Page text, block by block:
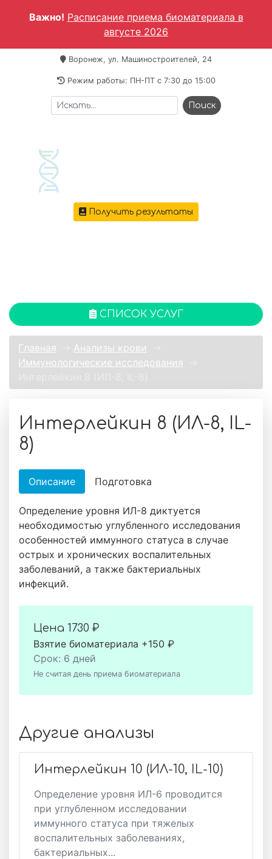
Важно! Расписание приема биоматериала в
августе 2026
Воронеж, ул. Машиностроителей, 24
Режим работы: ПН-ПТ c 7:30 до 15:00
Получить результаты
СПИСОК УСЛУГ
Главная Анализы крови
Иммунологические исследования
Интерлейкин 8 (ИЛ-8, IL-
8)
Описание Подготовка
Определение уровня ИЛ-8 диктуется
необходимостью углубленного исследования
особенностей иммунного статуса в случае
острых и хронических воспалительных
заболеваний, а также бактериальных
инфекций.
Цена 1730 ₽
Взятие биоматериала +150 ₽
Срок: 6 дней
Не считая день приема биоматериала
Другие анализы
Интерлейкин 10 (ИЛ-10, IL-10)
Определение уровня ИЛ-6 проводится
при углубленном исследовании
иммунного статуса при тяжелых
воспалительных заболеваниях,
бактериальных...